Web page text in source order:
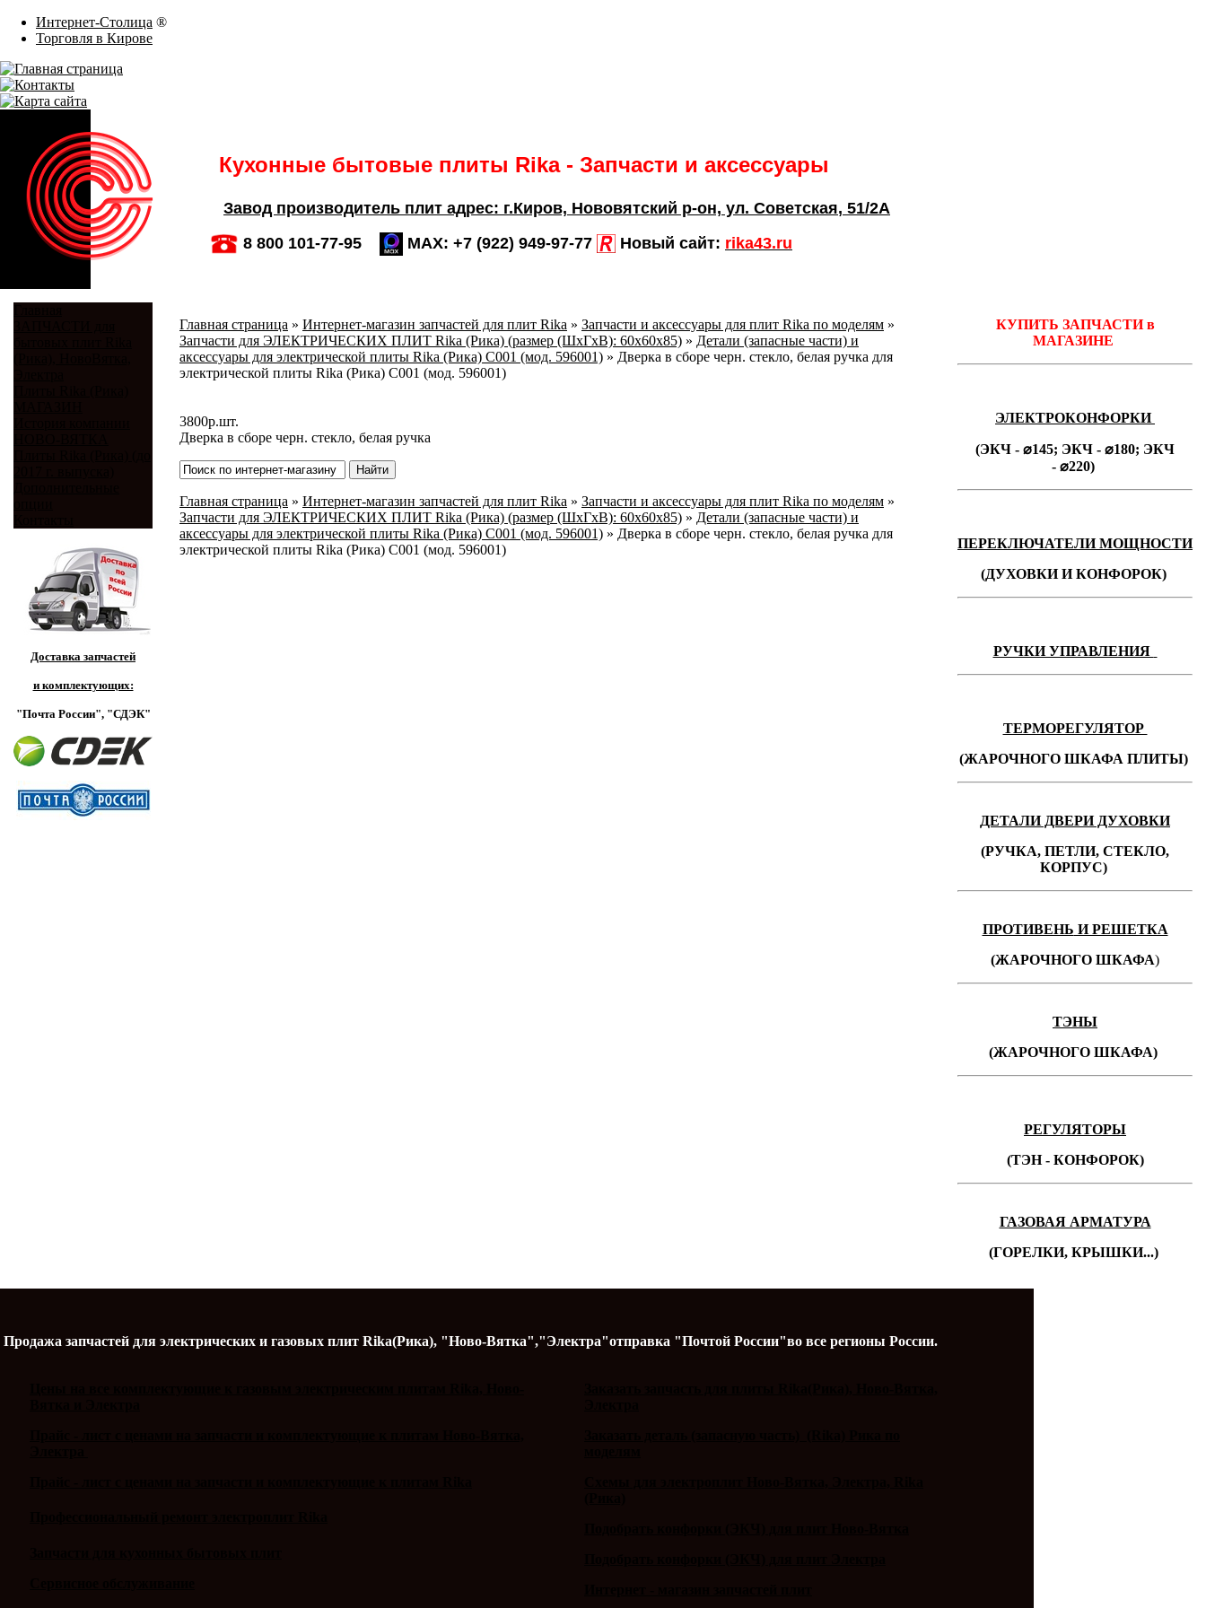
Интернет-Столица ®
Торговля в Кирове
Кухонные бытовые плиты Rika - Запчасти и аксессуары
Завод производитель плит адрес: г.Киров, Нововятский р-он, ул. Советская, 51/2А
8 800 101-77-95
MAX: +7 (922) 949-97-77 Новый сайт: rika43.ru
Доставка запчастей
и комплектующих:
"Почта России", "СДЭК"
Главная страница » Интернет-магазин запчастей для плит Rika » Запчасти и аксессуары для плит Rika по моделям »
Запчасти для ЭЛЕКТРИЧЕСКИХ ПЛИТ Rika (Рика) (размер (ШхГхВ): 60х60х85) » Детали (запасные части) и
аксессуары для электрической плиты Rika (Рика) C001 (мод. 596001) » Дверка в сборе черн. стекло, белая ручка для
электрической плиты Rika (Рика) C001 (мод. 596001)
3800р.шт.
Дверка в сборе черн. стекло, белая ручка
Главная страница » Интернет-магазин запчастей для плит Rika » Запчасти и аксессуары для плит Rika по моделям »
Запчасти для ЭЛЕКТРИЧЕСКИХ ПЛИТ Rika (Рика) (размер (ШхГхВ): 60х60х85) » Детали (запасные части) и
аксессуары для электрической плиты Rika (Рика) C001 (мод. 596001) » Дверка в сборе черн. стекло, белая ручка для
электрической плиты Rika (Рика) C001 (мод. 596001)
КУПИТЬ ЗАПЧАСТИ в
МАГАЗИНЕ
ЭЛЕКТРОКОНФОРКИ
(ЭКЧ - ⌀145; ЭКЧ - ⌀180; ЭКЧ
- ⌀220)
ПЕРЕКЛЮЧАТЕЛИ МОЩНОСТИ
(ДУХОВКИ И КОНФОРОК)
РУЧКИ УПРАВЛЕНИЯ
ТЕРМОРЕГУЛЯТОР
(ЖАРОЧНОГО ШКАФА ПЛИТЫ)
ДЕТАЛИ ДВЕРИ ДУХОВКИ
(РУЧКА, ПЕТЛИ, СТЕКЛО,
КОРПУС)
ПРОТИВЕНЬ И РЕШЕТКА
(ЖАРОЧНОГО ШКАФА)
ТЭНЫ
(ЖАРОЧНОГО ШКАФА)
РЕГУЛЯТОРЫ
(ТЭН - КОНФОРОК)
ГАЗОВАЯ АРМАТУРА
(ГОРЕЛКИ, КРЫШКИ...)
Продажа запчастей для электрических и газовых плит Rika(Рика), "Ново-Вятка","Электра"отправка "Почтой России"во все регионы России.